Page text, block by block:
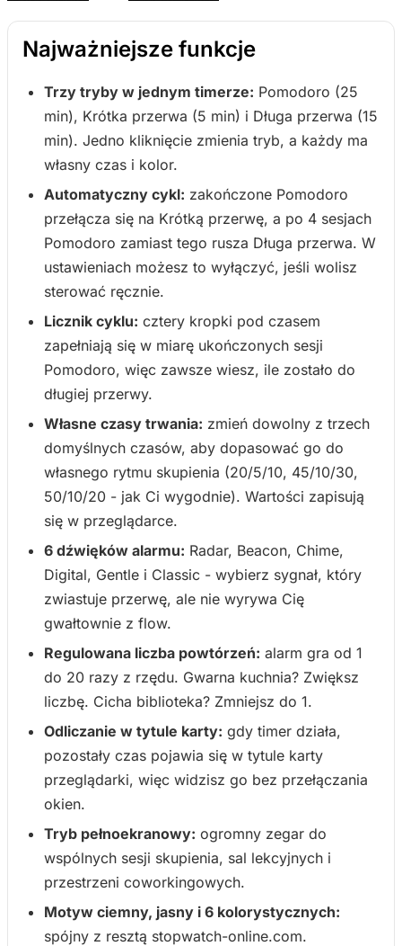
Najważniejsze funkcje
Trzy tryby w jednym timerze: Pomodoro (25
min), Krótka przerwa (5 min) i Długa przerwa (15
min). Jedno kliknięcie zmienia tryb, a każdy ma
własny czas i kolor.
Automatyczny cykl: zakończone Pomodoro
przełącza się na Krótką przerwę, a po 4 sesjach
Pomodoro zamiast tego rusza Długa przerwa. W
ustawieniach możesz to wyłączyć, jeśli wolisz
sterować ręcznie.
Licznik cyklu: cztery kropki pod czasem
zapełniają się w miarę ukończonych sesji
Pomodoro, więc zawsze wiesz, ile zostało do
długiej przerwy.
Własne czasy trwania: zmień dowolny z trzech
domyślnych czasów, aby dopasować go do
własnego rytmu skupienia (20/5/10, 45/10/30,
50/10/20 - jak Ci wygodnie). Wartości zapisują
się w przeglądarce.
6 dźwięków alarmu: Radar, Beacon, Chime,
Digital, Gentle i Classic - wybierz sygnał, który
zwiastuje przerwę, ale nie wyrywa Cię
gwałtownie z flow.
Regulowana liczba powtórzeń: alarm gra od 1
do 20 razy z rzędu. Gwarna kuchnia? Zwiększ
liczbę. Cicha biblioteka? Zmniejsz do 1.
Odliczanie w tytule karty: gdy timer działa,
pozostały czas pojawia się w tytule karty
przeglądarki, więc widzisz go bez przełączania
okien.
Tryb pełnoekranowy: ogromny zegar do
wspólnych sesji skupienia, sal lekcyjnych i
przestrzeni coworkingowych.
Motyw ciemny, jasny i 6 kolorystycznych:
spójny z resztą stopwatch-online.com.